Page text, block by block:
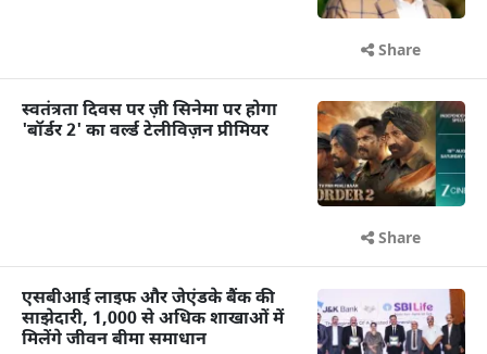
Share
स्वतंत्रता दिवस पर ज़ी सिनेमा पर होगा
'बॉर्डर 2' का वर्ल्ड टेलीविज़न प्रीमियर
Share
एसबीआई लाइफ और जेएंडके बैंक की
साझेदारी, 1,000 से अधिक शाखाओं में
मिलेंगे जीवन बीमा समाधान